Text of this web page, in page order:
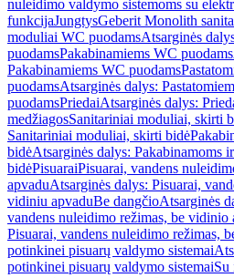
nuleidimo valdymo sistemoms su
funkcijaJungtysGeberit Monolith
moduliai WC puodamsAtsarginės
puodamsPakabinamiems WC puodams
Pakabinamiems WC puodams
puodamsAtsarginės dalys:
puodamsPriedaiAtsarginės dalys:
medžiagosSanitariniai moduliai, skirti
Sanitariniai moduliai, skirti bidė
bidėAtsarginės dalys: Pakabinamoms
bidėPisuaraiPisuarai, vandens
apvaduAtsarginės dalys: Pisuarai,
vidiniu apvaduBe dangčioAtsarginės
vandens nuleidimo režimas, be vidinio
Pisuarai, vandens nuleidimo režimas,
potinkinei pisuarų valdymo sistemai
potinkinei pisuarų valdymo sistemaiSu